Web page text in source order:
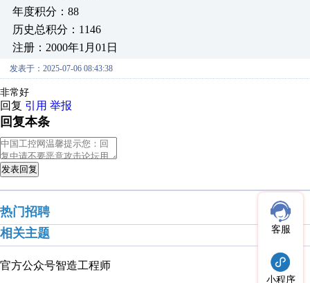
年度积分：88
历史总积分：1146
注册：2000年1月01日
发表于：2025-07-06 08:43:38
非常好
回复 引用 举报
回复本条
发表回复
热门招聘
相关主题
官方公众号智造工程师
客服
小程序